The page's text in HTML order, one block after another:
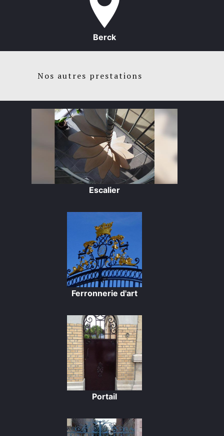
Berck
Nos autres prestations
Escalier
Ferronnerie d'art
Portail